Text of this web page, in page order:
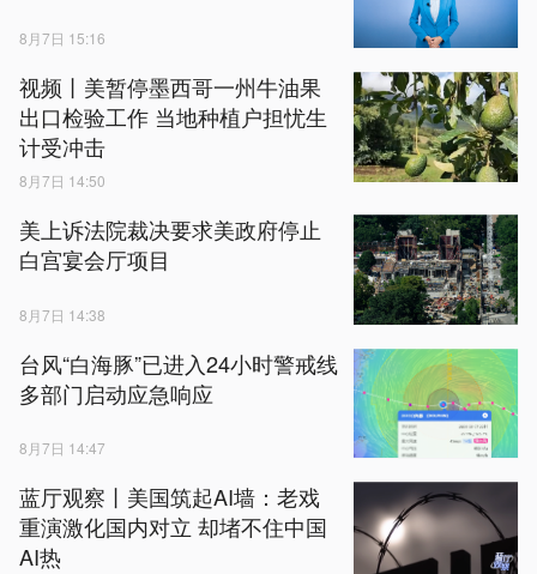
8月7日 15:16
视频丨美暂停墨西哥一州牛油果
出口检验工作 当地种植户担忧生
计受冲击
8月7日 14:50
美上诉法院裁决要求美政府停止
白宫宴会厅项目
8月7日 14:38
台风“白海豚”已进入24小时警戒线
多部门启动应急响应
8月7日 14:47
蓝厅观察丨美国筑起AI墙：老戏
重演激化国内对立 却堵不住中国
AI热